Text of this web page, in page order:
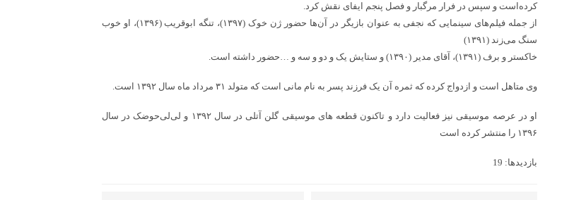
کرده‌است و سپس در فرار مرگبار و فصل پنجم ایفای نقش کرد.
از جمله فیلم‌های سینمایی که نجفی به عنوان بازیگر در آن‌ها حضور ژن خوک (۱۳۹۷)، تنگه ابوقریب (۱۳۹۶)، او خوب
سنگ می‌زند (۱۳۹۱)
خاکستر و برف (۱۳۹۱)، آقای مدیر (۱۳۹۰) و ستایش یک و دو و سه و …حضور داشته است.
وی متاهل است و ازدواج کرده که ثمره آن یک فرزند پسر به نام مانی است که متولد ۳۱ مرداد ماه سال ۱۳۹۲ است.
او در عرصه موسیقی نیز فعالیت دارد و تاکنون قطعه های موسیقی گلن آتلی در سال ۱۳۹۲ و لی‌لی‌حوضک در سال
۱۳۹۶ را منتشر کرده است
بازدیدها: 19